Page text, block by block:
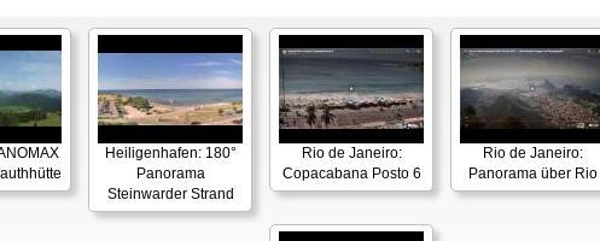
Heiligenhafen: 180°
Panorama
Steinwarder Strand
Rio de Janeiro:
Copacabana Posto 6
Rio de Janeiro:
Panorama über Rio